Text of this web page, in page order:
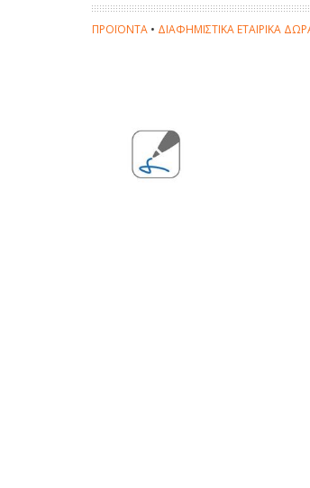
ΠΡΟΪΟΝΤΑ • ΔΙΑΦΗΜΙΣΤΙΚΑ ΕΤΑΙΡΙΚΑ